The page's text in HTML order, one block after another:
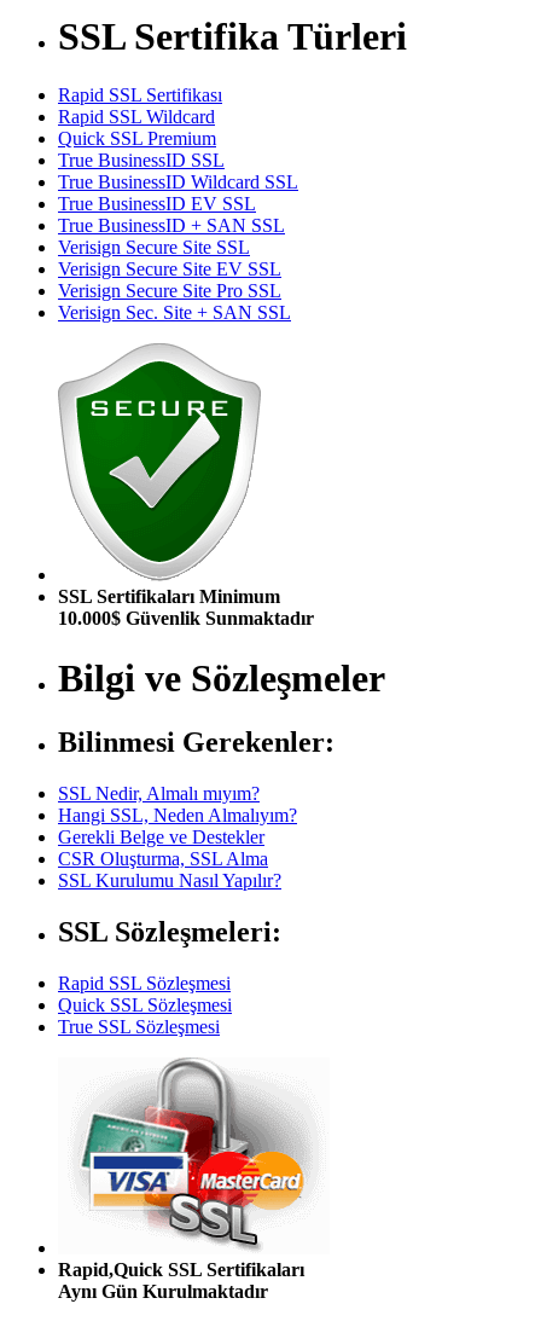
SSL Sertifika Türleri
Rapid SSL Sertifikası
Rapid SSL Wildcard
Quick SSL Premium
True BusinessID SSL
True BusinessID Wildcard SSL
True BusinessID EV SSL
True BusinessID + SAN SSL
Verisign Secure Site SSL
Verisign Secure Site EV SSL
Verisign Secure Site Pro SSL
Verisign Sec. Site + SAN SSL
SSL Sertifikaları Minimum
10.000$ Güvenlik Sunmaktadır
Bilgi ve Sözleşmeler
Bilinmesi Gerekenler:
SSL Nedir, Almalı mıyım?
Hangi SSL, Neden Almalıyım?
Gerekli Belge ve Destekler
CSR Oluşturma, SSL Alma
SSL Kurulumu Nasıl Yapılır?
SSL Sözleşmeleri:
Rapid SSL Sözleşmesi
Quick SSL Sözleşmesi
True SSL Sözleşmesi
Rapid,Quick SSL Sertifikaları
Aynı Gün Kurulmaktadır